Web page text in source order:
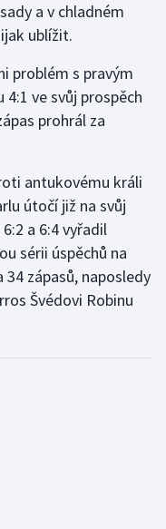
a v chladném
ublížit.
problém s pravým
ve svůj prospěch
prohrál za
antukovému králi
útočí již na svůj
a 6:4 vyřadil
sérii úspěchů na
zápasů, naposledy
Švédovi Robinu